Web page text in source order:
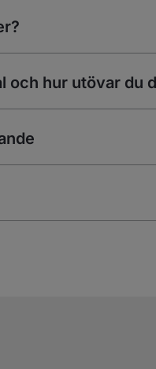
och hur utövar du